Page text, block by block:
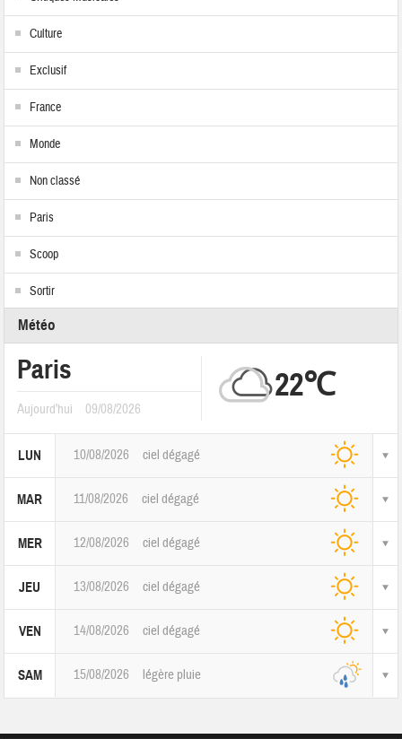
Culture
Exclusif
France
Monde
Non classé
Paris
Scoop
Sortir
Météo
Paris
Aujourd'hui 09/08/2026
22℃
LUN 10/08/2026 ciel dégagé
MAR 11/08/2026 ciel dégagé
MER 12/08/2026 ciel dégagé
JEU 13/08/2026 ciel dégagé
VEN 14/08/2026 ciel dégagé
SAM 15/08/2026 légère pluie